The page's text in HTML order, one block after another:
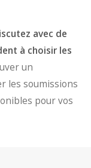
avec de
à choisir les
un
les soumissions
pour vos